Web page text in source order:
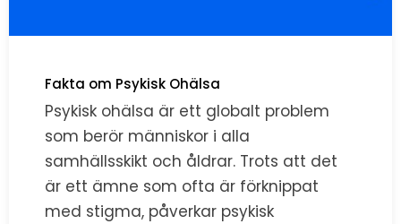
Fakta om Psykisk Ohälsa
Psykisk ohälsa är ett globalt problem
som berör människor i alla
samhällsskikt och åldrar. Trots att det
är ett ämne som ofta är förknippat
med stigma, påverkar psykisk